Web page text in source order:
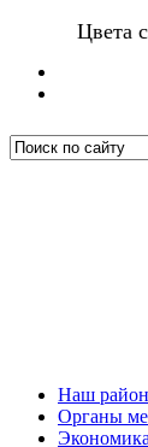
Цвета
Наш район
Органы
Экономика